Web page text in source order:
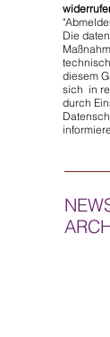
Die
diesem
sich in
durch